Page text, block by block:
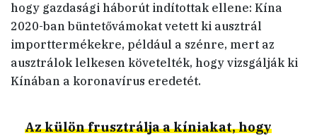
hogy gazdasági háborút indítottak ellene: Kína
2020-ban büntetővámokat vetett ki ausztrál
importtermékekre, például a szénre, mert az
ausztrálok lelkesen követelték, hogy vizsgálják ki
Kínában a koronavírus eredetét.
Az külön frusztrálja a kíniakat, hogy